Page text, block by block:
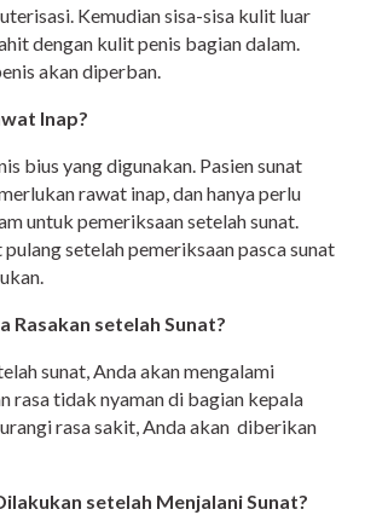
Kemudian sisa-sisa kulit luar
dengan kulit penis bagian dalam.
akan diperban.
Inap?
bius yang digunakan. Pasien sunat
rawat inap, dan hanya perlu
untuk pemeriksaan setelah sunat.
pulang setelah pemeriksaan pasca sunat
Rasakan setelah Sunat?
sunat, Anda akan mengalami
rasa tidak nyaman di bagian kepala
rasa sakit, Anda akan diberikan
setelah Menjalani Sunat?